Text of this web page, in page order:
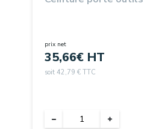
prix net
35,66€ HT
soit 42,79 € TTC